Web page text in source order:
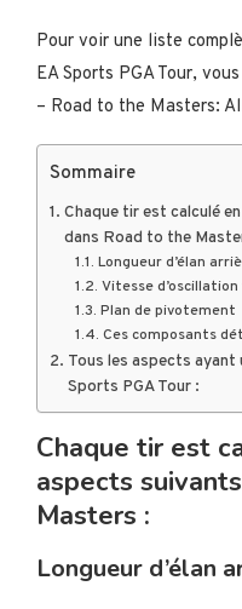
Pour voir une liste
EA Sports PGA Tour,
– Road to the Masters:
Sommaire
Chaque tir est calculé
dans Road to the
Longueur d’élan
Vitesse d’oscillation
Plan de pivotement
Ces composants
Tous les aspects ayant
Sports PGA Tour :
Chaque tir est
aspects
Masters :
Longueur d’élan